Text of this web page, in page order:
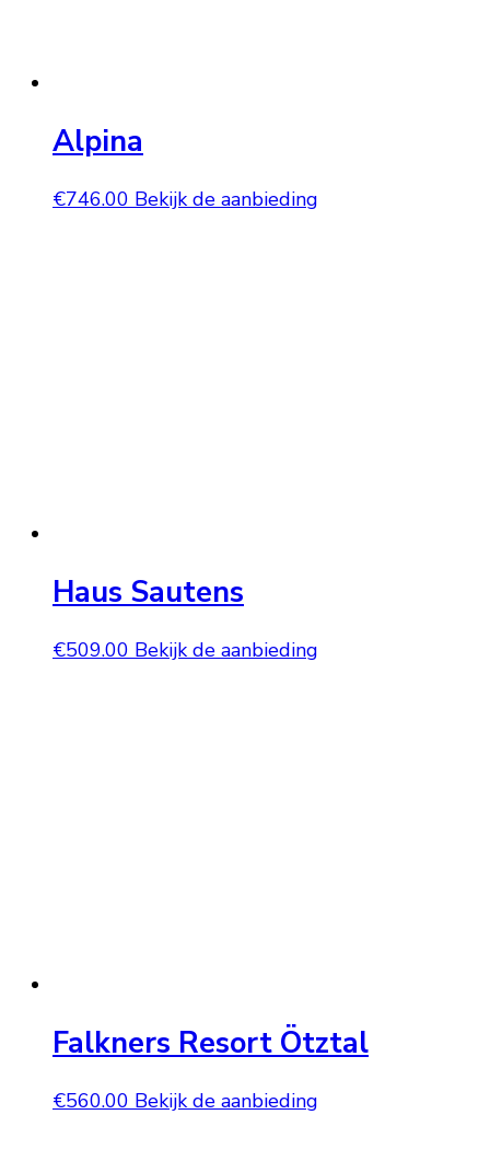
Alpina
€746.00 Bekijk de aanbieding
Haus Sautens
€509.00 Bekijk de aanbieding
Falkners Resort Ötztal
€560.00 Bekijk de aanbieding